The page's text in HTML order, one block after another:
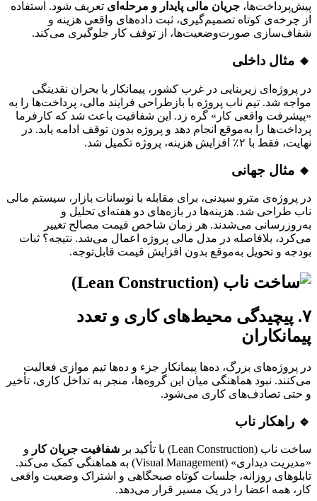
پیش‌پرداخت‌ها، جریان مالی پایدار و مرحله‌ای تعریف شود. استفاده
از چرخه‌ی کوتاه تصمیم‌گیری، ثبت داده‌های واقعی هزینه و
شفاف‌سازی صورت‌وضعیت‌ها، از توقف کار جلوگیری می‌کند.
🔸 مثال داخلی
در پروژه‌ای زیربنایی در غرب کشور، پیمانکار با بحران نقدینگی
مواجه شد. تیم ناب پروژه با بازطراحی فرایند مالی، پرداخت‌ها را به
«پیشرفت واقعی کار» گره زد. این شفافیت باعث شد که کارفرما
پرداخت‌ها را به‌موقع انجام دهد و پروژه بدون توقف ادامه یابد. در
نهایت، فقط با ۲٪ افزایش هزینه، پروژه تکمیل شد.
🔸 مثال جهانی
در پروژه‌ی مترو سیدنی، برای مقابله با نوسانات بازار، سیستم مالی
ناب طراحی شد. هزینه‌ها در بازه‌های دو هفته‌ای تحلیل و
به‌روزرسانی می‌شدند. هر زمان شاخص قیمت مصالح تغییر
می‌کرد، بلافاصله در مدل مالی پروژه اعمال می‌شد. نتیجه؟ ثبات
بودجه و تحویل به‌موقع بدون افزایش قیمت قابل‌توجه.
۷. پیچیدگی محیط‌های کاری و تعدد
پیمانکاران
در پروژه‌های بزرگ، ده‌ها پیمانکار جزء و ده‌ها تیم موازی فعالیت
می‌کنند. نبود هماهنگی میان این گروه‌ها، منجر به تداخل کاری، تأخیر
و حتی تصادف‌های کاری می‌شود.
🔹 راهکار ناب
ساخت ناب (Lean Construction) با تأکید بر شفافیت جریان کار و
«مدیریت دیداری» (Visual Management) به هماهنگی کمک می‌کند.
تابلوهای روزانه، جلسات کوتاه صبحگاهی و اشتراک وضعیت واقعی
کار، همه اعضا را در یک مسیر قرار می‌دهد.